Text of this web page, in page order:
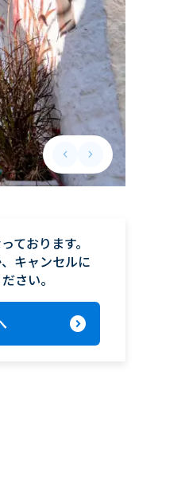
keyboard_arrow_leftPrevious slide
keyboard_arrow_rightNext slide
ております。
キャンセルに
さい。
expand_circle_right